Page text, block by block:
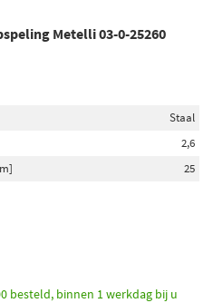
Metelli 03-0-25260
Staal
2,6
25
besteld, binnen 1 werkdag bij u